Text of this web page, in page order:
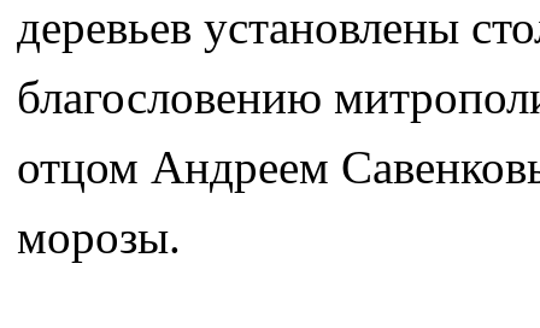
деревьев установлены
благословению
отцом Андреем
морозы.